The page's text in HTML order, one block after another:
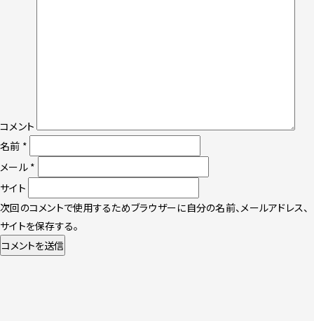
コメント
名前 *
メール *
サイト
次回のコメントで使用するためブラウザーに自分の名前、メールアドレス、
サイトを保存する。